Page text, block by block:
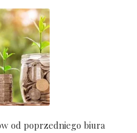
od poprzedniego biura